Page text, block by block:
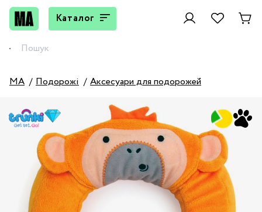
Каталог
MA Подорожі Аксесуари для подорожей